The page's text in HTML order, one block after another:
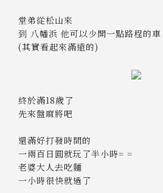
堂弟從松山來
到 八幡浜 他可以少開一點路程的車
(其實看起來滿遠的)
終於滿18歲了
先來盤麻將吧
還滿好打發時間的
一兩百日圓就玩了半小時= =
老婆大人去吃麵
一小時很快就過了